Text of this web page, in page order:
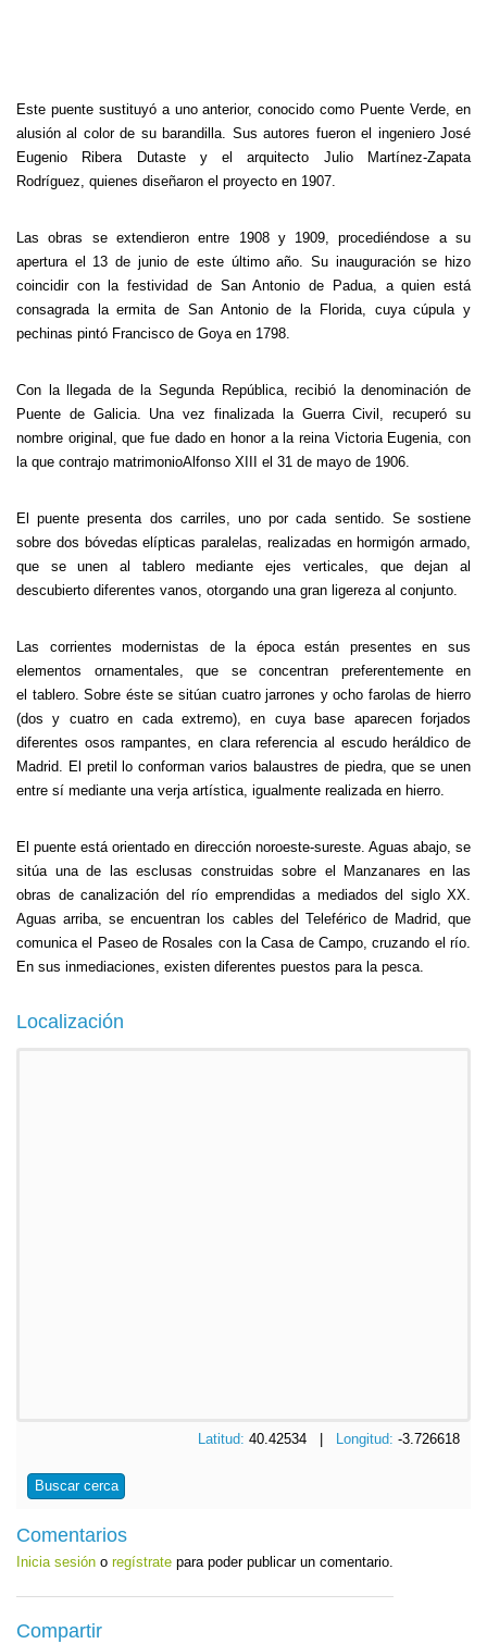
Este puente sustituyó a uno anterior, conocido como Puente Verde, en
alusión al color de su barandilla. Sus autores fueron el ingeniero José
Eugenio Ribera Dutaste y el arquitecto Julio Martínez-Zapata
Rodríguez, quienes diseñaron el proyecto en 1907.
Las obras se extendieron entre 1908 y 1909, procediéndose a su
apertura el 13 de junio de este último año. Su inauguración se hizo
coincidir con la festividad de San Antonio de Padua, a quien está
consagrada la ermita de San Antonio de la Florida, cuya cúpula y
pechinas pintó Francisco de Goya en 1798.
Con la llegada de la Segunda República, recibió la denominación de
Puente de Galicia. Una vez finalizada la Guerra Civil, recuperó su
nombre original, que fue dado en honor a la reina Victoria Eugenia, con
la que contrajo matrimonioAlfonso XIII el 31 de mayo de 1906.
El puente presenta dos carriles, uno por cada sentido. Se sostiene
sobre dos bóvedas elípticas paralelas, realizadas en hormigón armado,
que se unen al tablero mediante ejes verticales, que dejan al
descubierto diferentes vanos, otorgando una gran ligereza al conjunto.
Las corrientes modernistas de la época están presentes en sus
elementos ornamentales, que se concentran preferentemente en
el tablero. Sobre éste se sitúan cuatro jarrones y ocho farolas de hierro
(dos y cuatro en cada extremo), en cuya base aparecen forjados
diferentes osos rampantes, en clara referencia al escudo heráldico de
Madrid. El pretil lo conforman varios balaustres de piedra, que se unen
entre sí mediante una verja artística, igualmente realizada en hierro.
El puente está orientado en dirección noroeste-sureste. Aguas abajo, se
sitúa una de las esclusas construidas sobre el Manzanares en las
obras de canalización del río emprendidas a mediados del siglo XX.
Aguas arriba, se encuentran los cables del Teleférico de Madrid, que
comunica el Paseo de Rosales con la Casa de Campo, cruzando el río.
En sus inmediaciones, existen diferentes puestos para la pesca.
Localización
Latitud: 40.42534 | Longitud: -3.726618
Buscar cerca
Comentarios
Inicia sesión o regístrate para poder publicar un comentario.
Compartir